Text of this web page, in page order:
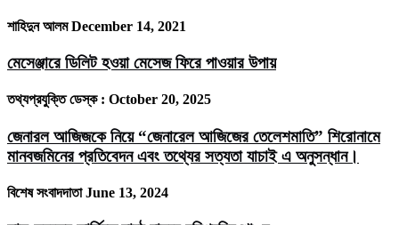
শাহিদুন আলমDecember 14, 2021
মেসেঞ্জারে ডিলিট হওয়া মেসেজ ফিরে পাওয়ার উপায়
তথ্যপ্রযুক্তি ডেস্ক : October 20, 2025
জেনারল আজিজকে নিয়ে “জেনারেল আজিজের তেলেশমাতি” শিরোনামে
মানবজমিনের প্রতিবেদন এবং তথ্যের সত্যতা যাচাই এ অনুসন্ধান।
বিশেষ সংবাদদাতাJune 13, 2024